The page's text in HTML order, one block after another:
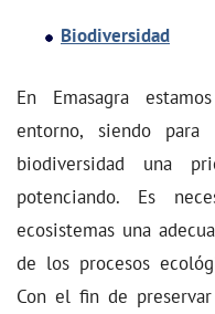
Biodiversidad
En Emasagra
entorno, siendo
biodiversidad una
potenciando. Es
ecosistemas una
de los procesos
Con el fin de